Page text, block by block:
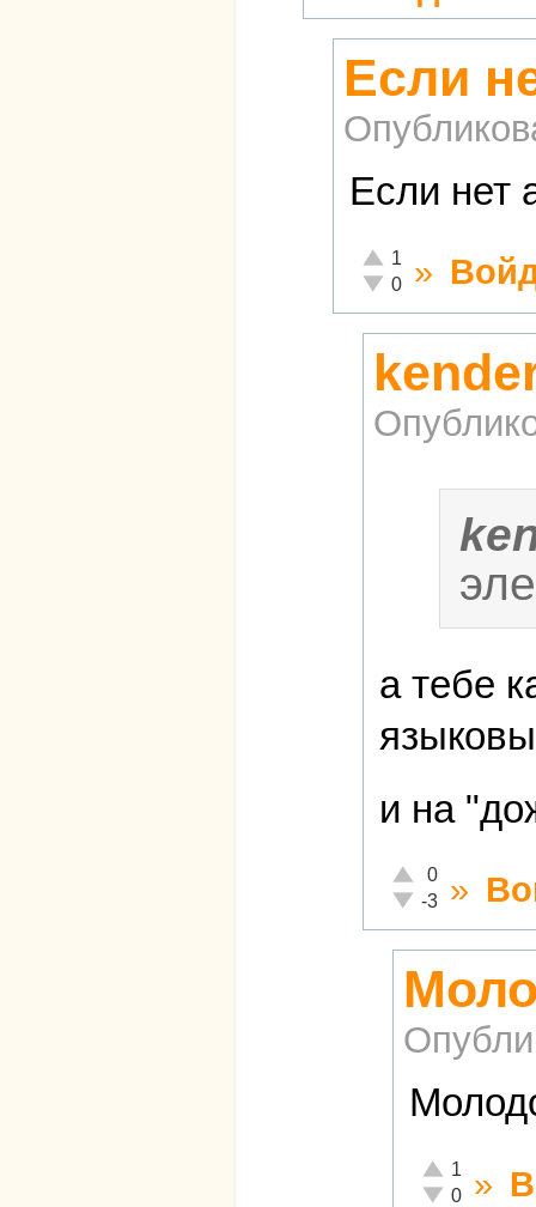
Если
Если нет
Отлично!
1
Неадекватно!
0 »
а тебе
и на
Отлично!
0
Неадекватно!
-3 »
Отлично!
1
Неадекватно!
0 »